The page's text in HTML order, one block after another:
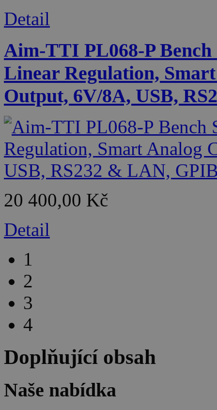
Detail
Aim-TTI PL068-P Bench
Linear Regulation,
Output, 6V/8A, USB,
20 400,00 Kč
Detail
1
2
3
4
Doplňující obsah
Naše nabídka